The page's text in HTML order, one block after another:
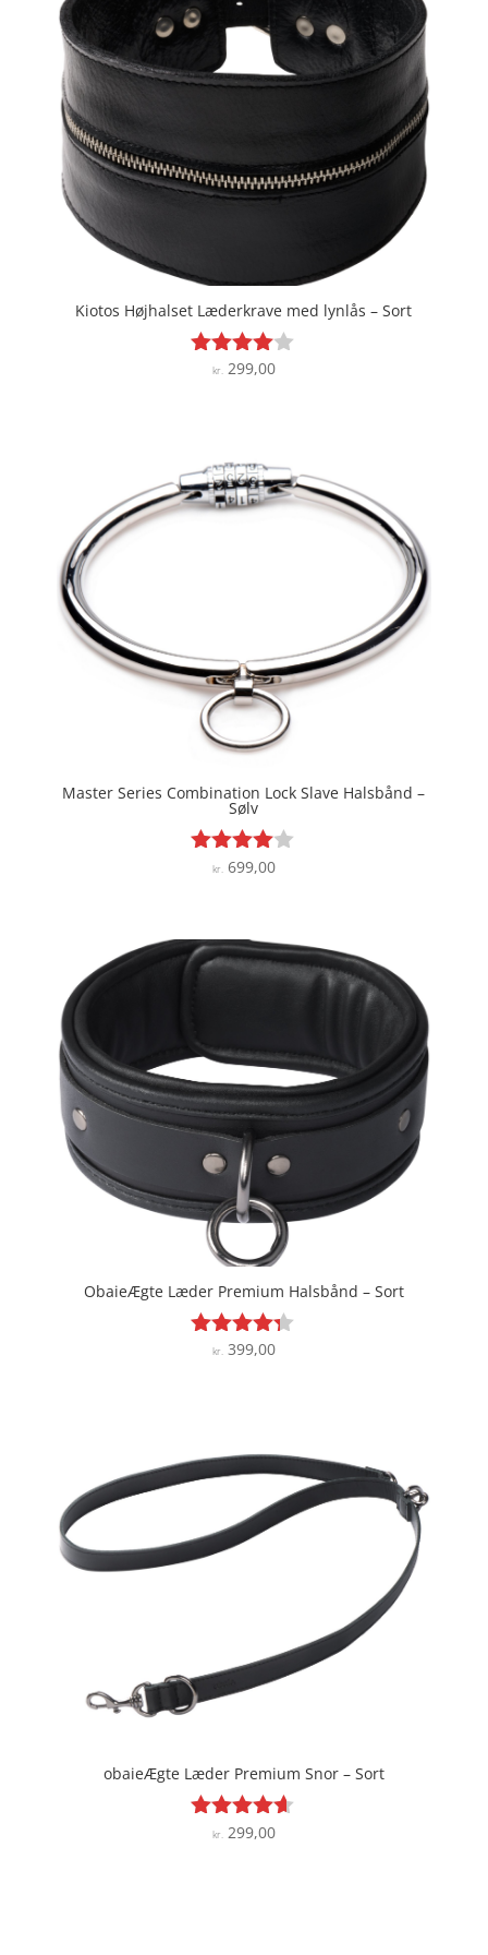
Kiotos Højhalset Læderkrave med lynlås – Sort
Vurderet
kr.299,00
Master Series Combination Lock Slave Halsbånd –
Sølv
Vurderet
kr. 699,00
ObaieÆgte Læder Premium Halsbånd – Sort
Vurderet
kr.399,00
obaieÆgte Læder Premium Snor – Sort
Vurderet
kr. 299,00